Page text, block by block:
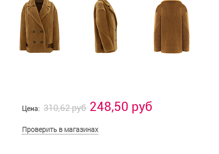
Цена: 310,62 руб 248,50 руб
Проверить в магазинах